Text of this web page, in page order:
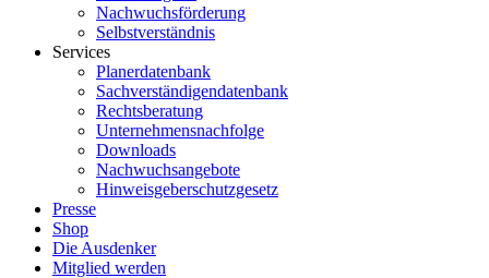
Nachwuchsförderung
Selbstverständnis
Services
Planerdatenbank
Sachverständigendatenbank
Rechtsberatung
Unternehmensnachfolge
Downloads
Nachwuchsangebote
Hinweisgeberschutzgesetz
Presse
Shop
Die Ausdenker
Mitglied werden